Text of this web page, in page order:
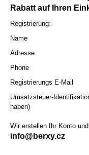
Rabatt auf Ihren
Registrierung:
Name
Adresse
Phone
Registrierungs E-Mail
Umsatzsteuer-
haben)
Wir erstellen Ihr Konto
info@berxy.cz
t
?
D
o
p